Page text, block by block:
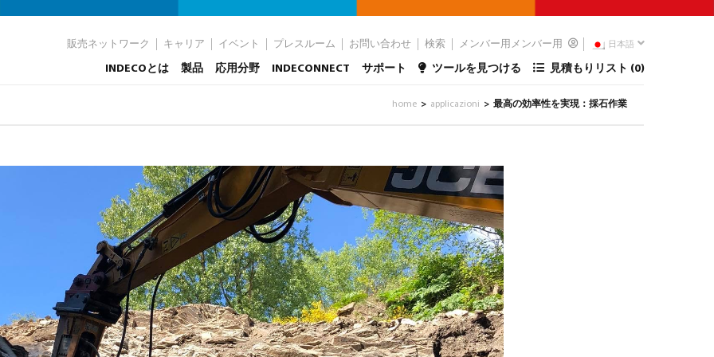
販売ネットワーク キャリア イベント プレスルーム お問い合わせ 検索 メンバー用メンバー用 日本語
INDECOとは 製品 応用分野 INDECONNECT サポート ツールを見つける 見積もりリスト (0)
home > applicazioni > 最高の効率性を実現：採石作業